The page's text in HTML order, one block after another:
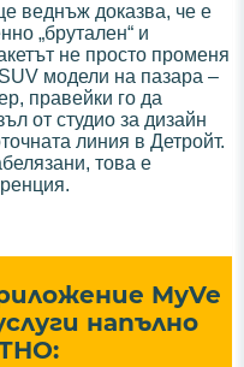
веднъж доказва, че е
„брутален“ и
не просто променя
модели на пазара –
правейки го да
от студио за дизайн
линия в Детройт.
това е
MyVe
напълно